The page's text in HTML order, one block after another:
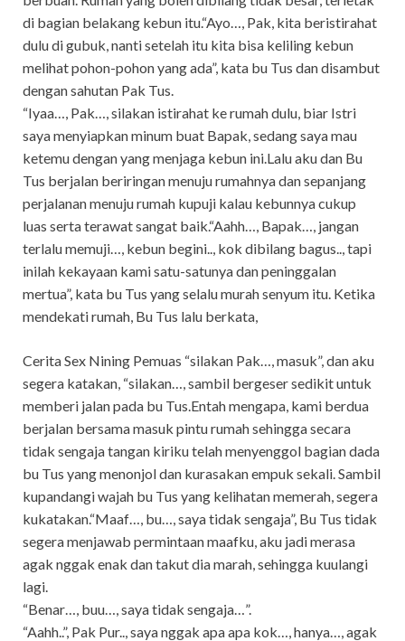
di bagian belakang kebun itu.“Ayo…, Pak, kita beristirahat
dulu di gubuk, nanti setelah itu kita bisa keliling kebun
melihat pohon-pohon yang ada”, kata bu Tus dan disambut
dengan sahutan Pak Tus.
“Iyaa…, Pak…, silakan istirahat ke rumah dulu, biar Istri
saya menyiapkan minum buat Bapak, sedang saya mau
ketemu dengan yang menjaga kebun ini.Lalu aku dan Bu
Tus berjalan beriringan menuju rumahnya dan sepanjang
perjalanan menuju rumah kupuji kalau kebunnya cukup
luas serta terawat sangat baik.“Aahh…, Bapak…, jangan
terlalu memuji…, kebun begini.., kok dibilang bagus.., tapi
inilah kekayaan kami satu-satunya dan peninggalan
mertua”, kata bu Tus yang selalu murah senyum itu. Ketika
mendekati rumah, Bu Tus lalu berkata,
Cerita Sex Nining Pemuas “silakan Pak…, masuk”, dan aku
segera katakan, “silakan…, sambil bergeser sedikit untuk
memberi jalan pada bu Tus.Entah mengapa, kami berdua
berjalan bersama masuk pintu rumah sehingga secara
tidak sengaja tangan kiriku telah menyenggol bagian dada
bu Tus yang menonjol dan kurasakan empuk sekali. Sambil
kupandangi wajah bu Tus yang kelihatan memerah, segera
kukatakan.“Maaf…, bu…, saya tidak sengaja”, Bu Tus tidak
segera menjawab permintaan maafku, aku jadi merasa
agak nggak enak dan takut dia marah, sehingga kuulangi
lagi.
“Benar…, buu…, saya tidak sengaja…”.
“Aahh..”, Pak Pur.., saya nggak apa apa kok…, hanya…, agak